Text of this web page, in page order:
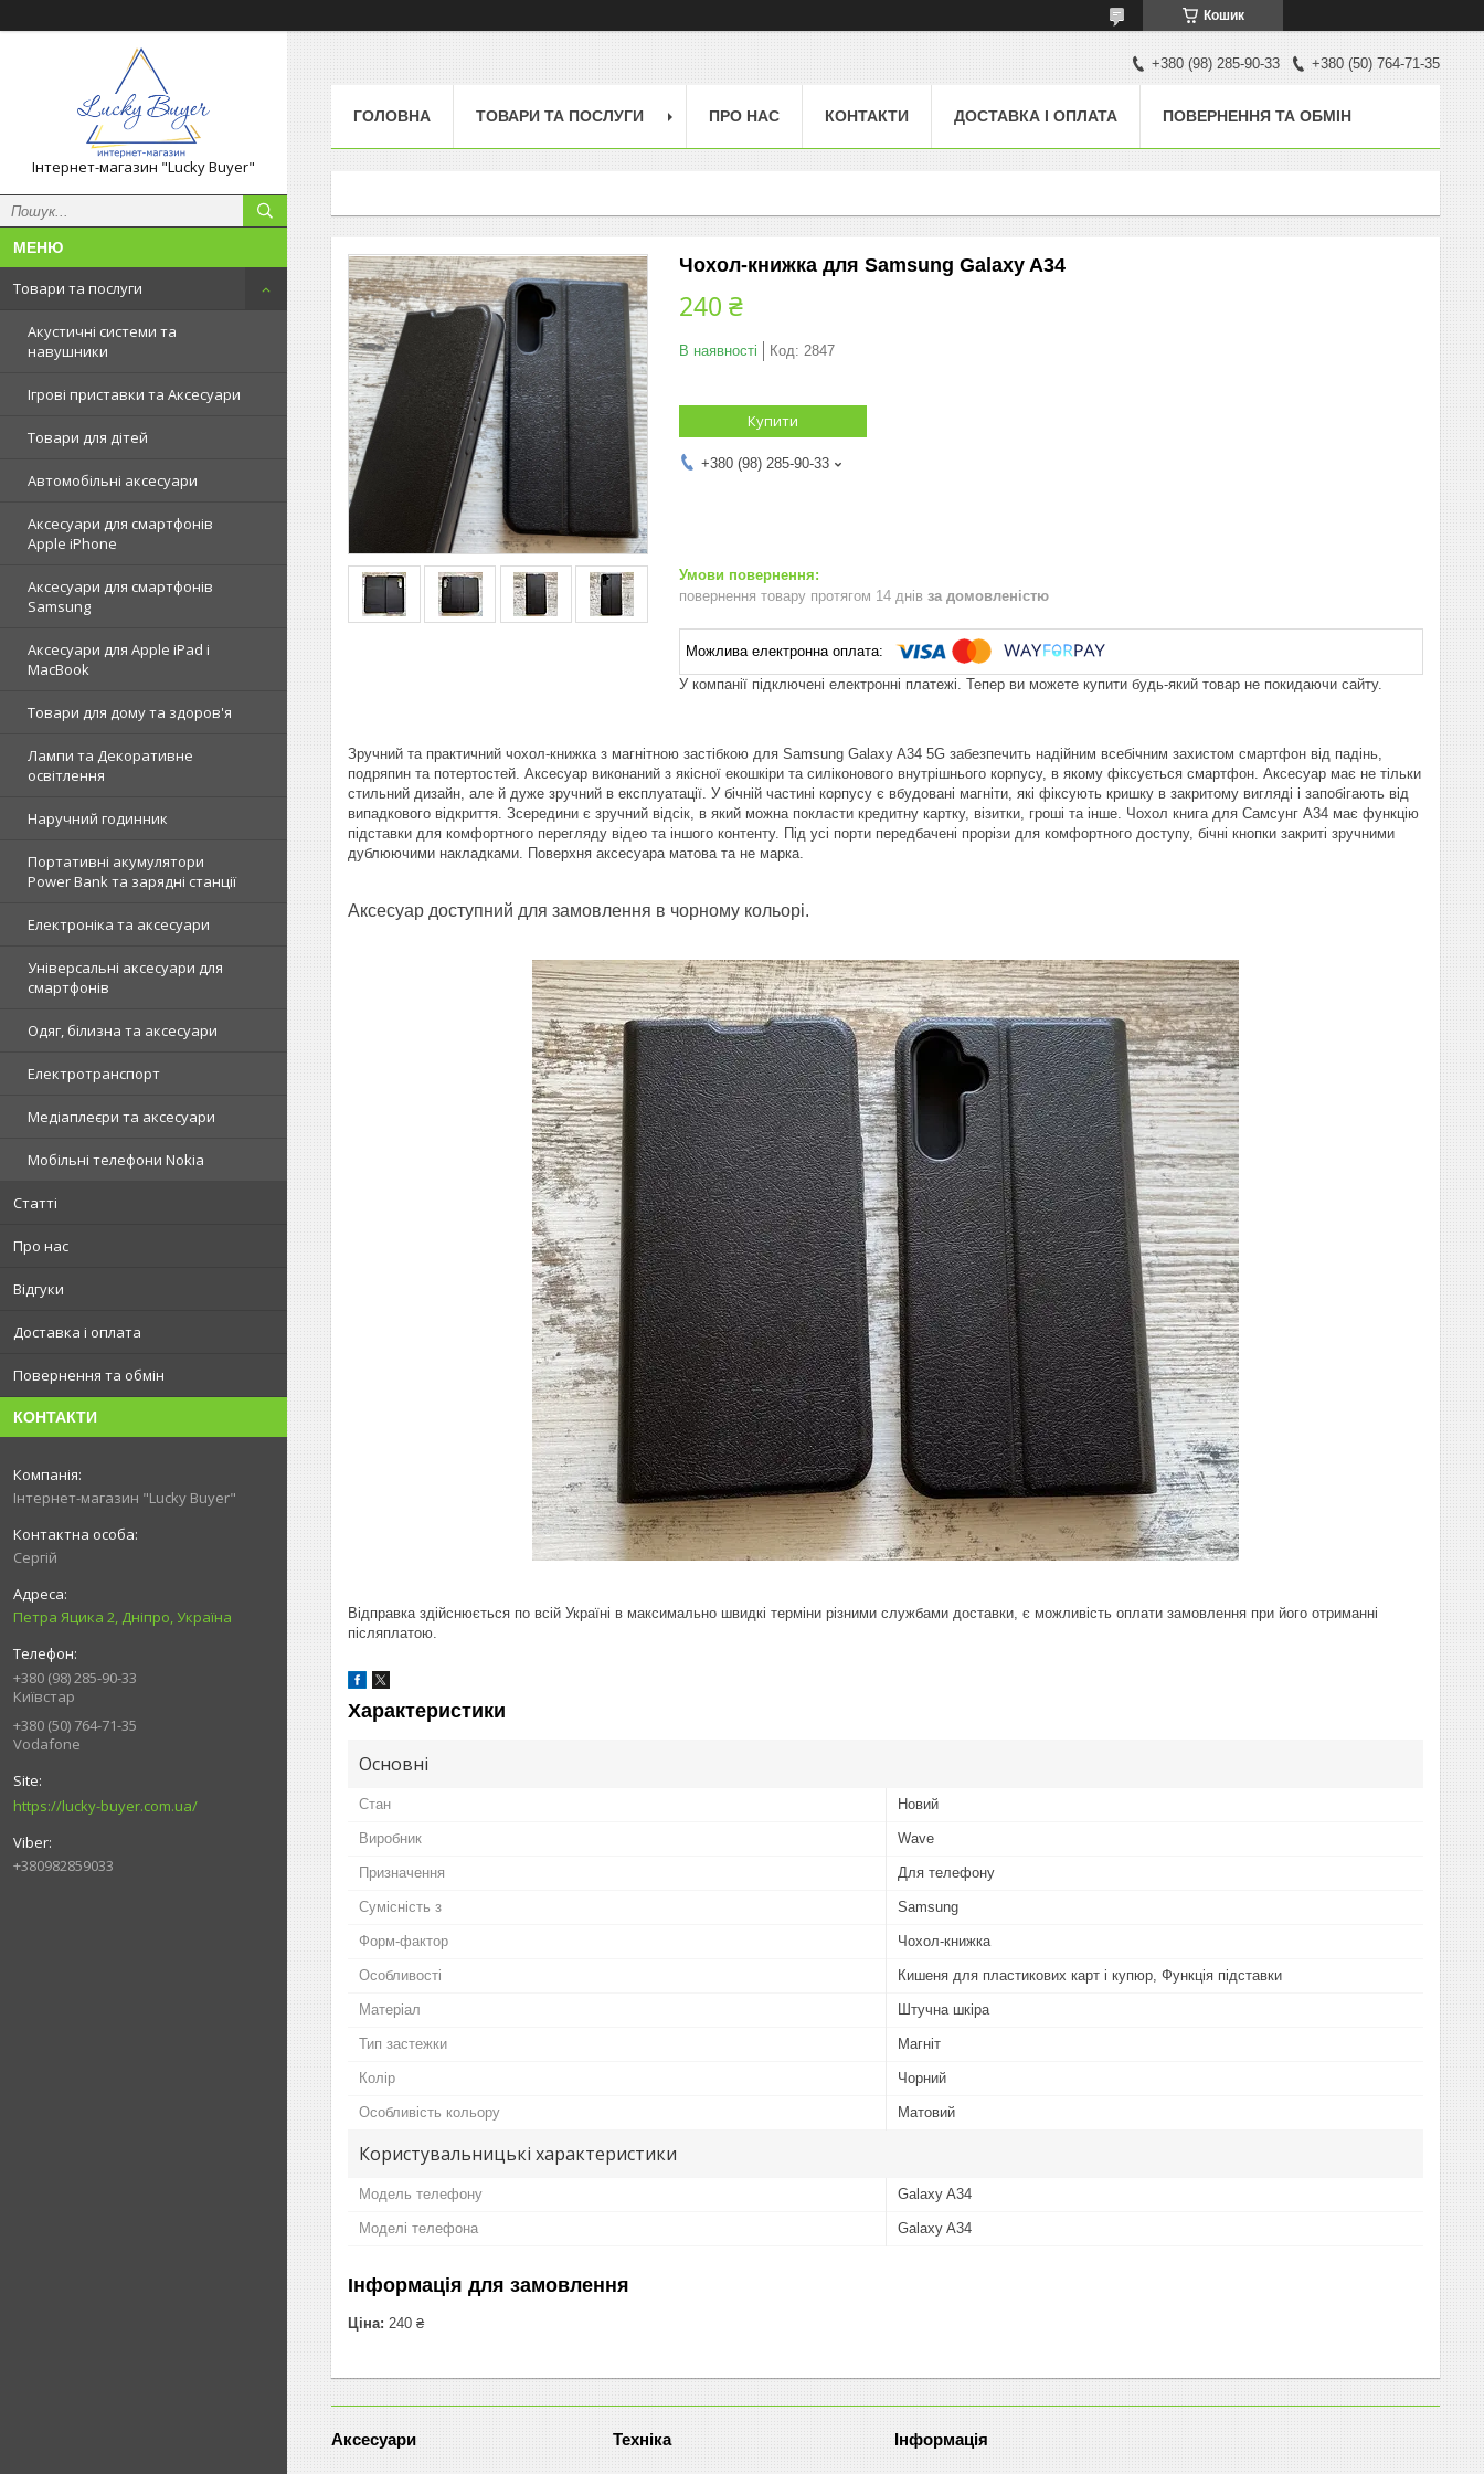
Кошик
Інтернет-магазин "Lucky Buyer"
Товари та послуги
Акустичні системи та
навушники
Ігрові приставки та Аксесуари
Товари для дітей
Автомобільні аксесуари
Аксесуари для смартфонів
Apple iPhone
Аксесуари для смартфонів
Samsung
Аксесуари для Apple iPad і
MacBook
Товари для дому та здоров'я
Лампи та Декоративне
освітлення
Наручний годинник
Портативні акумулятори
Power Bank та зарядні станції
Електроніка та аксесуари
Універсальні аксесуари для
смартфонів
Одяг, білизна та аксесуари
Електротранспорт
Медіаплеєри та аксесуари
Мобільні телефони Nokia
Статті
Про нас
Відгуки
Доставка і оплата
Повернення та обмін
КОНТАКТИ
Інтернет-магазин "Lucky Buyer"
Сергій
Петра Яцика 2, Дніпро, Україна
+380 (98) 285-90-33
Київстар
+380 (50) 764-71-35
Vodafone
https://lucky-buyer.com.ua/
+380982859033
+380 (98) 285-90-33 +380 (50) 764-71-35
ГОЛОВНА ТОВАРИ ТА ПОСЛУГИ ПРО НАС КОНТАКТИ ДОСТАВКА І ОПЛАТА ПОВЕРНЕННЯ ТА ОБМІН
Чохол-книжка для Samsung Galaxy A34
240 ₴
В наявності Код: 2847
Купити
+380 (98) 285-90-33
повернення товару протягом 14 днів за домовленістю
У компанії підключені електронні платежі. Тепер ви можете купити будь-який товар не покидаючи сайту.
Зручний та практичний чохол-книжка з магнітною застібкою для Samsung Galaxy A34 5G забезпечить надійним всебічним захистом смартфон від падінь,
подряпин та потертостей. Аксесуар виконаний з якісної екошкіри та силіконового внутрішнього корпусу, в якому фіксується смартфон. Аксесуар має не тільки
стильний дизайн, але й дуже зручний в експлуатації. У бічній частині корпусу є вбудовані магніти, які фіксують кришку в закритому вигляді і запобігають від
випадкового відкриття. Зсередини є зручний відсік, в який можна покласти кредитну картку, візитки, гроші та інше. Чохол книга для Самсунг А34 має функцію
підставки для комфортного перегляду відео та іншого контенту. Під усі порти передбачені прорізи для комфортного доступу, бічні кнопки закриті зручними
дублюючими накладками. Поверхня аксесуара матова та не марка.
Аксесуар доступний для замовлення в чорному кольорі.
Відправка здійснюється по всій Україні в максимально швидкі терміни різними службами доставки, є можливість оплати замовлення при його отриманні
післяплатою.
Характеристики
Основні
Стан Новий
Виробник Wave
Призначення Для телефону
Сумісність з Samsung
Форм-фактор Чохол-книжка
Особливості Кишеня для пластикових карт і купюр, Функція підставки
Матеріал Штучна шкіра
Тип застежки Магніт
Колір Чорний
Особливість кольору Матовий
Користувальницькі характеристики
Модель телефону Galaxy A34
Моделі телефона Galaxy A34
Інформація для замовлення
Ціна: 240 ₴
Аксесуари Техніка Інформація